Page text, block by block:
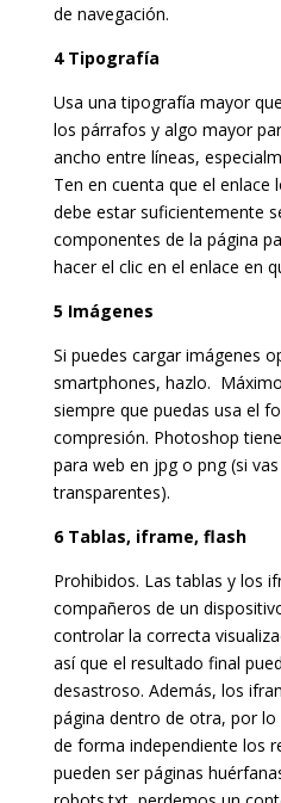
de navegación.
4 Tipografía
Usa una tipografía mayor
los párrafos y algo mayor
ancho entre líneas,
Ten en cuenta que el enlace
debe estar suficientemente
componentes de la página
hacer el clic en el enlace en
5 Imágenes
Si puedes cargar imágenes
smartphones, hazlo.
siempre que puedas usa el
compresión. Photoshop
para web en jpg o png (si
transparentes).
6 Tablas, iframe, flash
Prohibidos. Las tablas y los
compañeros de un
controlar la correcta
así que el resultado final
desastroso. Además, los
página dentro de otra, por lo
de forma independiente los
pueden ser páginas